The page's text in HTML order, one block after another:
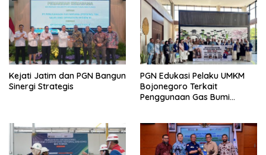
Kejati Jatim dan PGN Bangun
Sinergi Strategis
PGN Edukasi Pelaku UMKM
Bojonegoro Terkait
Penggunaan Gas Bumi